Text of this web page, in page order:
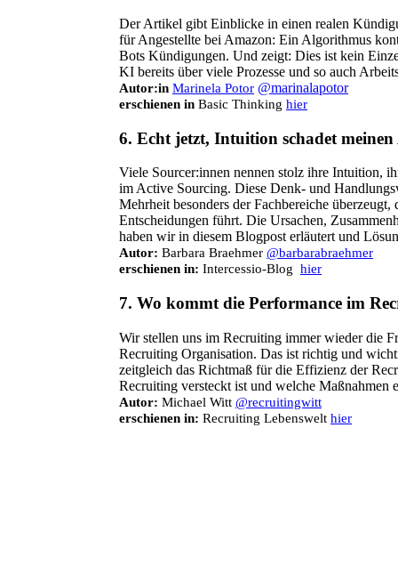
Der Artikel gibt Einblicke in einen realen
für Angestellte bei Amazon: Ein Algorithmus
Bots Kündigungen. Und zeigt: Dies ist kein
KI bereits über viele Prozesse und so auch
Autor:in Marinela Potor @marinalapotor
erschienen in Basic Thinking hier
6. Echt jetzt, Intuition schadet
Viele Sourcer:innen nennen stolz ihre Intuition,
im Active Sourcing. Diese Denk- und
Mehrheit besonders der Fachbereiche
Entscheidungen führt. Die Ursachen,
haben wir in diesem Blogpost erläutert und
Autor: Barbara Braehmer @barbarabraehmer
erschienen in: Intercessio-Blog hier
7. Wo kommt die Performance im
Wir stellen uns im Recruiting immer wieder die
Recruiting Organisation. Das ist richtig und
zeitgleich das Richtmaß für die Effizienz der
Recruiting versteckt ist und welche
Autor: Michael Witt @recruitingwitt
erschienen in: Recruiting Lebenswelt hier